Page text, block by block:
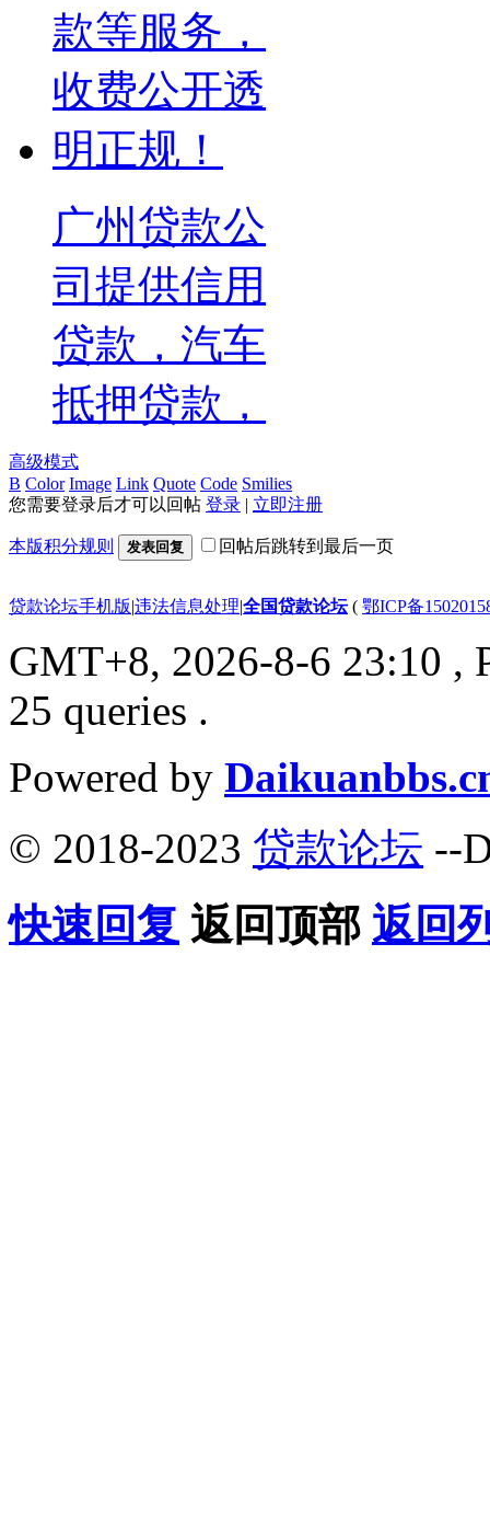
广州贷款公
司提供信用
贷款，汽车
抵押贷款，
高级模式
B Color Image Link Quote Code Smilies
您需要登录后才可以回帖 登录 | 立即注册
本版积分规则 发表回复 回帖后跳转到最后一页
贷款论坛手机版|违法信息处理|全国贷款论坛( 鄂ICP备
GMT+8, 2026-8-6 23:10 ,
25 queries .
Powered by
© 2018-2023 贷款论坛 --
快速回复 返回顶部 返回